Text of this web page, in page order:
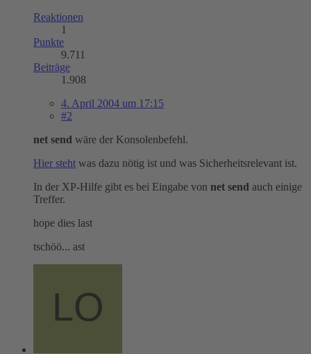
Reaktionen
1
Punkte
9.711
Beiträge
1.908
4. April 2004 um 17:15
#2
net send wäre der Konsolenbefehl.
Hier steht was dazu nötig ist und was Sicherheitsrelevant ist.
In der XP-Hilfe gibt es bei Eingabe von net send auch einige
Treffer.
hope dies last
tschöö... ast